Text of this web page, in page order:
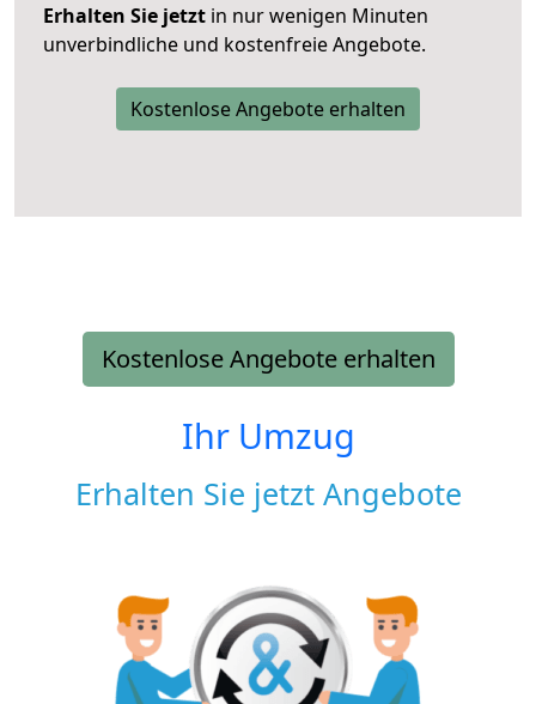
Erhalten Sie jetzt in nur wenigen Minuten
unverbindliche und kostenfreie Angebote.
Kostenlose Angebote erhalten
Kostenlose Angebote erhalten
Ihr Umzug
Erhalten Sie jetzt Angebote